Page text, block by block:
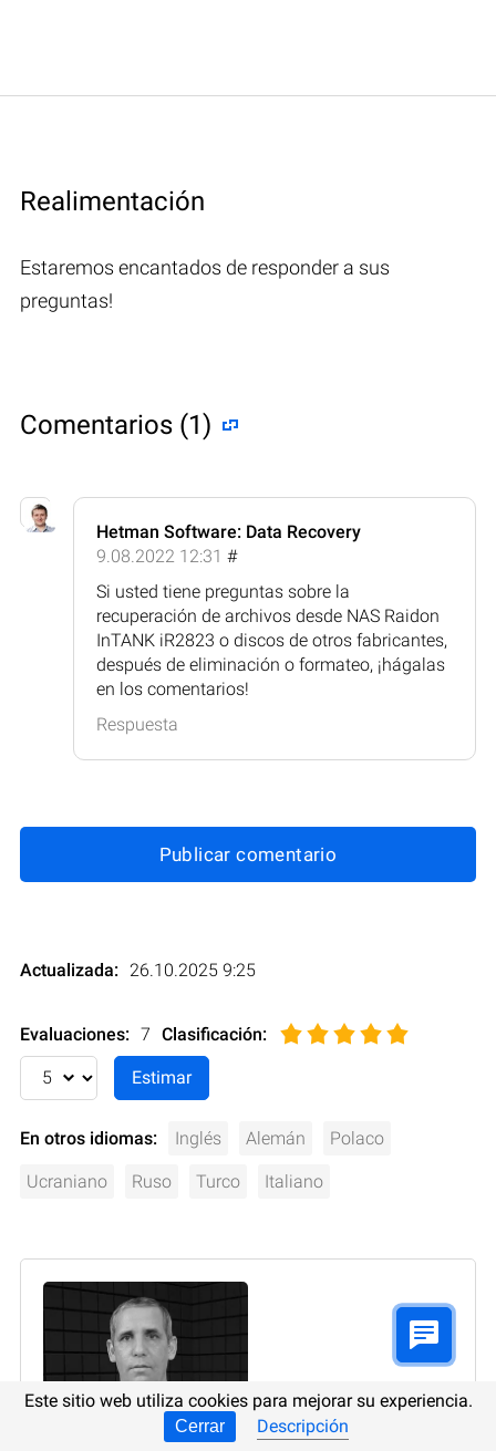
Realimentación
Estaremos encantados de responder a sus
preguntas!
Comentarios (1)
Hetman Software: Data Recovery
9.08.2022 12:31 #
Si usted tiene preguntas sobre la
recuperación de archivos desde NAS Raidon
InTANK iR2823 o discos de otros fabricantes,
después de eliminación o formateo, ¡hágalas
en los comentarios!
Respuesta
Publicar comentario
Actualizada: 26.10.2025 9:25
Evaluaciones: 7 Clasificación:
En otros idiomas: Inglés Alemán Polaco
Ucraniano Ruso Turco Italiano
Este sitio web utiliza cookies para mejorar su experiencia.
Cerrar Descripción